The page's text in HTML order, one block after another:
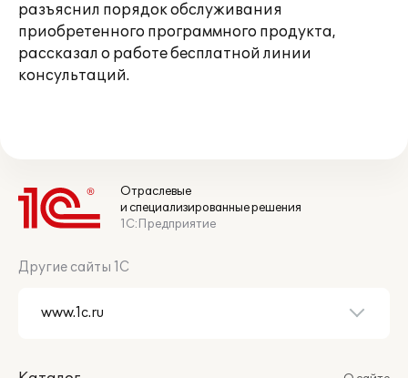
разъяснил порядок обслуживания
приобретенного программного продукта,
рассказал о работе бесплатной линии
консультаций.
Отраслевые
и специализированные решения
1С:Предприятие
Другие сайты 1С